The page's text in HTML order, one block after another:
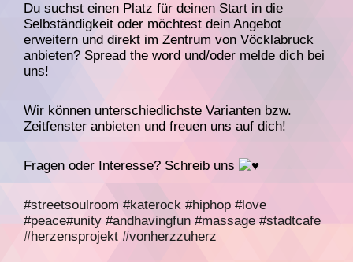
Du suchst einen Platz für deinen Start in die
Selbständigkeit oder möchtest dein Angebot
erweitern und direkt im Zentrum von Vöcklabruck
anbieten? Spread the word und/oder melde dich bei
uns!
Wir können unterschiedlichste Varianten bzw.
Zeitfenster anbieten und freuen uns auf dich!
Fragen oder Interesse? Schreib uns
#streetsoulroom #katerock #hiphop #love
#peace#unity #andhavingfun #massage #stadtcafe
#herzensprojekt #vonherzzuherz